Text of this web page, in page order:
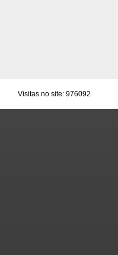
Visitas no site: 976092